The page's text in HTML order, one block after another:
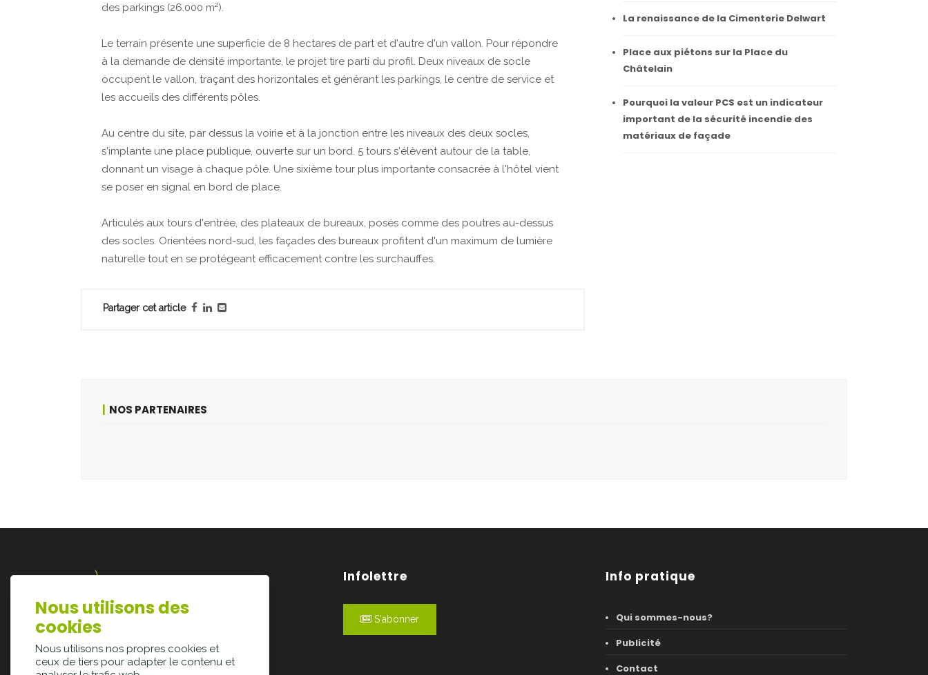
des parkings (26.000 m²).
Le terrain présente une superficie de 8 hectares de part et d'autre d'un vallon. Pour répondre
à la demande de densité importante, le projet tire parti du profil. Deux niveaux de socle
occupent le vallon, traçant des horizontales et générant les parkings, le centre de service et
les accueils des différents pôles.
Au centre du site, par dessus la voirie et à la jonction entre les niveaux des deux socles,
s'implante une place publique, ouverte sur un bord. 5 tours s'élèvent autour de la table,
donnant un visage à chaque pôle. Une sixième tour plus importante consacrée à l'hôtel vient
se poser en signal en bord de place.
Articulés aux tours d'entrée, des plateaux de bureaux, posés comme des poutres au-dessus
des socles. Orientées nord-sud, les façades des bureaux profitent d'un maximum de lumière
naturelle tout en se protégeant efficacement contre les surchauffes.
Partager cet article
La renaissance de la Cimenterie Delwart
Place aux piétons sur la Place du
Châtelain
Pourquoi la valeur PCS est un indicateur
important de la sécurité incendie des
matériaux de façade
NOS PARTENAIRES
Lazarijstraat 168
3500 Hasselt
Infolettre
S'abonner
Info pratique
Qui sommes-nous?
Publicité
Contact
Nous utilisons des
cookies
Nous utilisons nos propres cookies et
ceux de tiers pour adapter le contenu et